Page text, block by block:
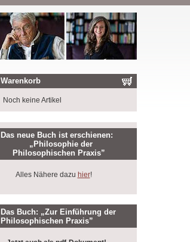
Warenkorb
Noch keine Artikel
Das neue Buch ist erschienen:
„Philosophie der
Philosophischen Praxis”
Alles Nähere dazu hier!
Das Buch: „Zur Einführung der
Philosophischen Praxis”